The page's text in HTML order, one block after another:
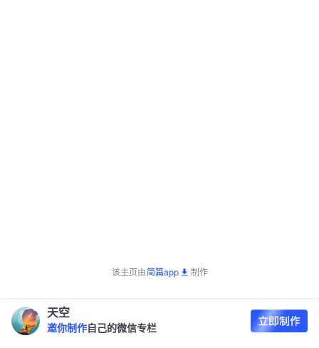
该主页由简篇app 制作
天空
邀你制作 自己的微信专栏